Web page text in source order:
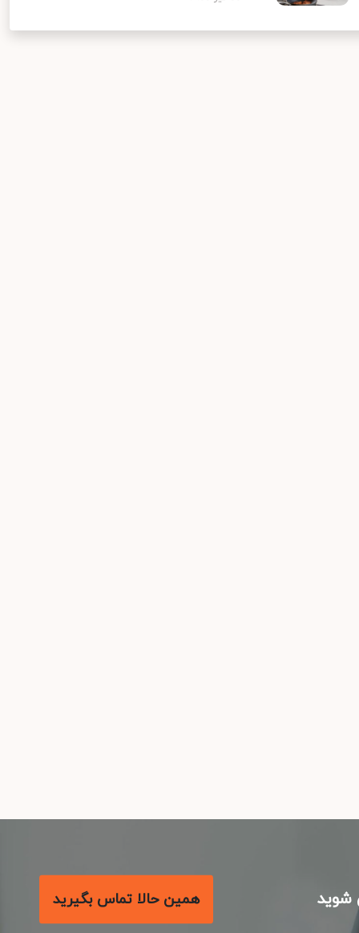
همین حالا تماس بگیرید